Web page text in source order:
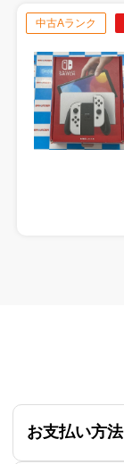
中古Aランク
お支払い方法